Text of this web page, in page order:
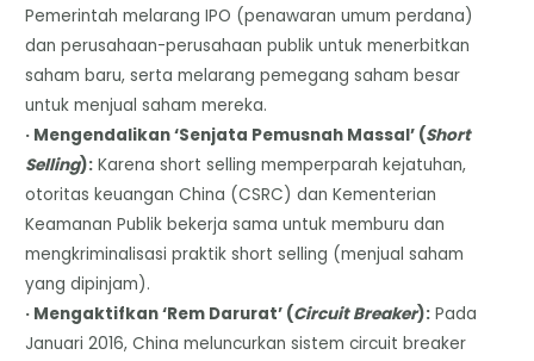
Pemerintah melarang IPO (penawaran umum perdana)
dan perusahaan-perusahaan publik untuk menerbitkan
saham baru, serta melarang pemegang saham besar
untuk menjual saham mereka.
· Mengendalikan ‘Senjata Pemusnah Massal’ (Short
Selling): Karena short selling memperparah kejatuhan,
otoritas keuangan China (CSRC) dan Kementerian
Keamanan Publik bekerja sama untuk memburu dan
mengkriminalisasi praktik short selling (menjual saham
yang dipinjam).
· Mengaktifkan ‘Rem Darurat’ (Circuit Breaker): Pada
Januari 2016, China meluncurkan sistem circuit breaker